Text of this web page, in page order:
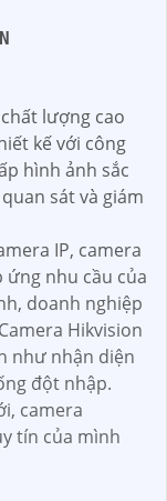
lượng cao
kế với công
hình ảnh sắc
sát và giám
IP, camera
ứng nhu cầu của
doanh nghiệp
Hikvision
như nhận diện
đột nhập.
camera
tín của mình